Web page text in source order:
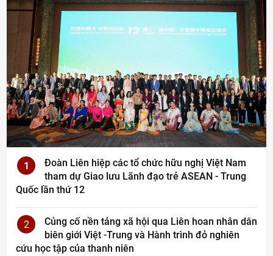
1
Đoàn Liên hiệp các tổ chức hữu nghị Việt Nam
tham dự Giao lưu Lãnh đạo trẻ ASEAN - Trung
Quốc lần thứ 12
2
Củng cố nền tảng xã hội qua Liên hoan nhân dân
biên giới Việt -Trung và Hành trình đỏ nghiên
cứu học tập của thanh niên